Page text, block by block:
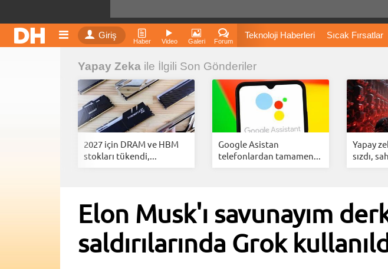
Giriş
Haber Video Galeri Forum
Teknoloji Haberleri Sıcak Fırsatlar
Film
Fiyatları Vizyondaki Filmler Bitcoin
İnstagram Dondurma İnstagram
Yapay Zeka ile İlgili Son Gönderiler
2027 için DRAM ve HBM
stokları tükendi,...
Google Asistan
telefonlardan tamamen...
Yapay
sızdı,
Elon Musk'ı savunayım
saldırılarında Grok